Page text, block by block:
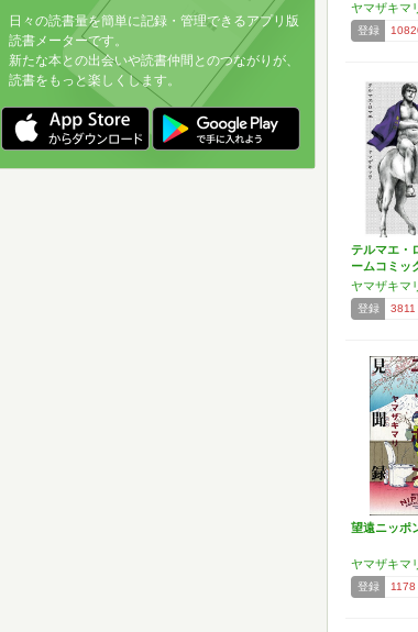
ヤマザキマ
登録
テルマエ・
ームコミッ
ヤマザキマ
登録 3811
望遠ニッポ
ヤマザキマ
登録 1178
日々の読書量を簡単に記録・管理できるアプリ版
読書メーターです。
新たな本との出会いや読書仲間とのつながりが、
読書をもっと楽しくします。